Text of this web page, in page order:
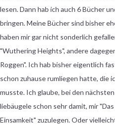
lesen. Dann hab ich auch 6 Bücher
bringen. Meine Bücher sind bisher
haben mir gar nicht sonderlich
"Wuthering Heights", andere
Roggen". Ich hab bisher eigentlich
schon zuhause rumliegen hatte, die
musste. Ich glaube, bei den
liebäugele schon sehr damit, mir
Einsamkeit" zuzulegen. Oder